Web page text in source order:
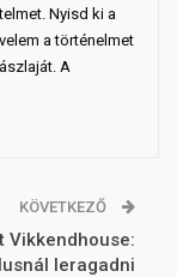
Nyisd ki a
a történelmet
A
KÖVETKEZŐ
Vikkendhouse:
leragadni